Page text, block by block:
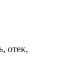
отек,